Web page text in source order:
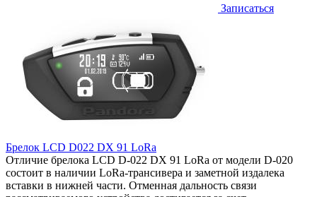
Записаться
Брелок LCD D022 DX 91 LoRa
Отличие брелока LCD D-022 DX 91 LoRa от модели D-020
состоит в наличии LoRa-трансивера и заметной издалека
вставки в нижней части. Отменная дальность связи